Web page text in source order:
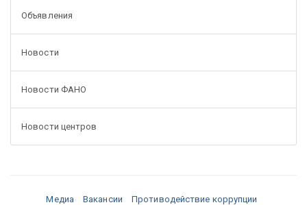
Объявления
Новости
Новости ФАНО
Новости центров
Медиа Вакансии
Противодействие коррупции